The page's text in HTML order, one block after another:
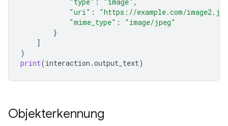
"uri" :
"https://example.com/
"mime_type" :
"image/jpeg"
}
]
)
print(interaction .output_text)
Objekterkennung